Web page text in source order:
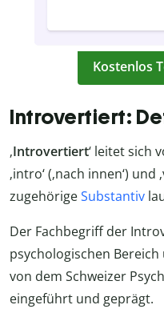
Kostenlos
Introvertiert:
‚Introvertiert‘ leitet sich
‚intro‘ (‚nach innen‘) und
zugehörigeSubstantiv
Der Fachbegriff der
psychologischen
von dem Schweizer
eingeführt und geprägt.